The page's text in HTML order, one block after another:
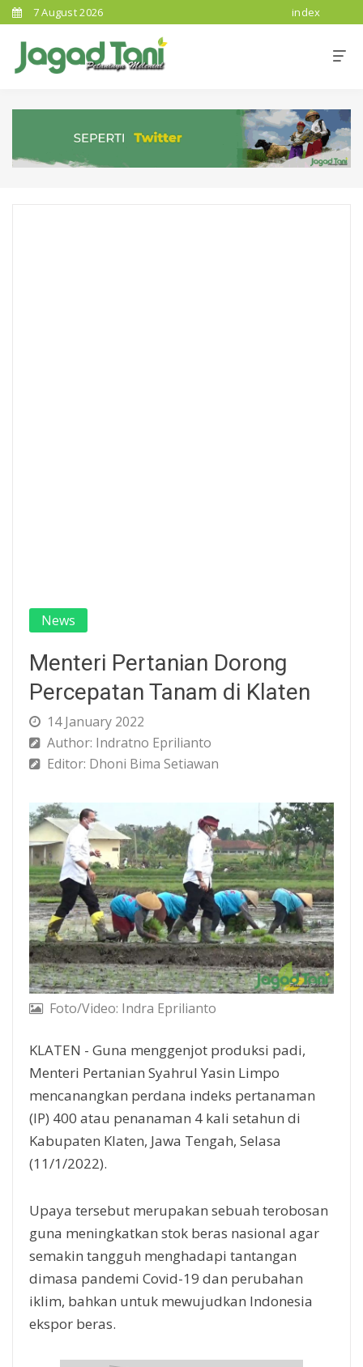
7 August 2026 index
News
Menteri Pertanian Dorong
Percepatan Tanam di Klaten
14 January 2022
Author: Indratno Eprilianto
Editor: Dhoni Bima Setiawan
Foto/Video: Indra Eprilianto
KLATEN - Guna menggenjot produksi padi,
Menteri Pertanian Syahrul Yasin Limpo
mencanangkan perdana indeks pertanaman
(IP) 400 atau penanaman 4 kali setahun di
Kabupaten Klaten, Jawa Tengah, Selasa
(11/1/2022).
Upaya tersebut merupakan sebuah terobosan
guna meningkatkan stok beras nasional agar
semakin tangguh menghadapi tantangan
dimasa pandemi Covid-19 dan perubahan
iklim, bahkan untuk mewujudkan Indonesia
ekspor beras.